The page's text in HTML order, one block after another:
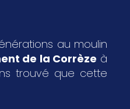
au moulin
de la Corrèze à
trouvé que cette